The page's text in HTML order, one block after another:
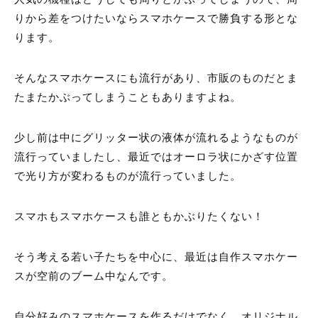
りから差をつけたいならスマホケースで勝負する形とな
ります。
そんなスマホケースにも流行があり、市販のものだとま
たまたかぶってしまうこともありますよね。
少し前は中にグリッター状の液体が流れるようなものが
流行っていましたし、最近ではオーロラ状にかざす位置
で光り方が変わるものが流行っていました。
スマホもスマホケースも誰ともかぶりたくない！
そう考える若い子たちを中心に、最近は自作スマホケー
スが空前のブーム中なんです。